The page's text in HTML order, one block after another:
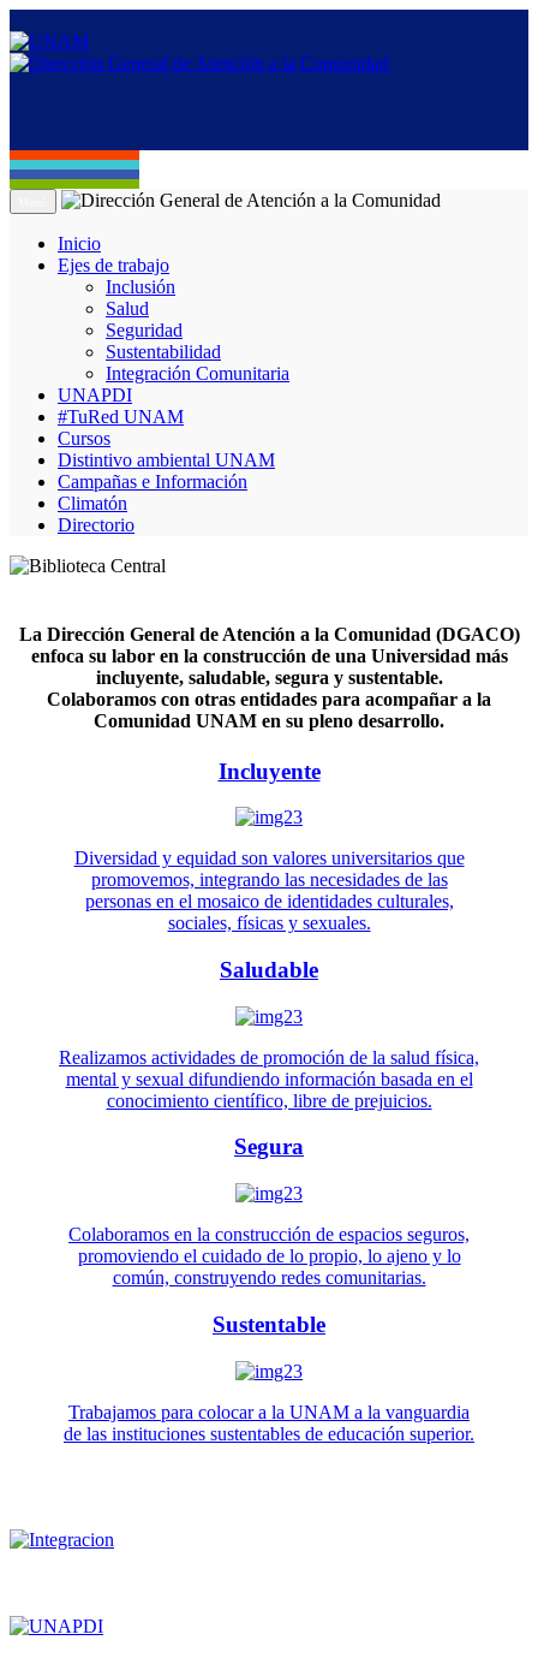
Inicio
Ejes de trabajo
Inclusión
Salud
Seguridad
Sustentabilidad
Integración Comunitaria
UNAPDI
#TuRed UNAM
Cursos
Distintivo ambiental UNAM
Campañas e Información
Climatón
Directorio
La Dirección General de Atención a la Comunidad (DGACO)
enfoca su labor en la construcción de una Universidad más
incluyente, saludable, segura y sustentable.
Colaboramos con otras entidades para acompañar a la
Comunidad UNAM en su pleno desarrollo.
Incluyente
Diversidad y equidad son valores universitarios que
promovemos, integrando las necesidades de las
personas en el mosaico de identidades culturales,
sociales, físicas y sexuales.
Saludable
Realizamos actividades de promoción de la salud física,
mental y sexual difundiendo información basada en el
conocimiento científico, libre de prejuicios.
Segura
Colaboramos en la construcción de espacios seguros,
promoviendo el cuidado de lo propio, lo ajeno y lo
común, construyendo redes comunitarias.
Sustentable
Trabajamos para colocar a la UNAM a la vanguardia
de las instituciones sustentables de educación superior.